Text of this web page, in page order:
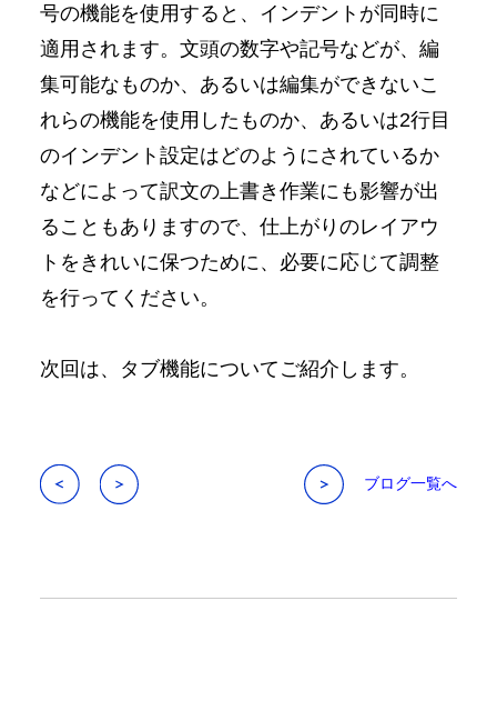
号の機能を使用すると、インデントが同時に
適用されます。文頭の数字や記号などが、編
集可能なものか、あるいは編集ができないこ
れらの機能を使用したものか、あるいは2行目
のインデント設定はどのようにされているか
などによって訳文の上書き作業にも影響が出
ることもありますので、仕上がりのレイアウ
トをきれいに保つために、必要に応じて調整
を行ってください。
次回は、タブ機能についてご紹介します。
ブログ一覧へ